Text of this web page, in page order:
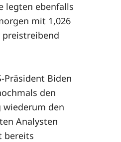
legten ebenfalls
mit 1,026
Präsident Biden
den
wiederum den
Analysten
bereits